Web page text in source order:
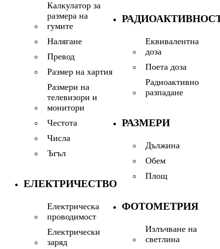
Калкулатор за
размера на
гумите
Налягане
Превод
Размер на хартия
Размери на
телевизори и
монитори
Честота
Числа
Ъгъл
ЕЛЕКТРИЧЕСТВО
Електрическа
проводимост
Електрически
заряд
Еквивалентна
доза
Поета доза
Радиоактивно
разпадане
РАЗМЕРИ
Дължина
Обем
Площ
ФОТОМЕТРИЯ
Излъчване на
светлина